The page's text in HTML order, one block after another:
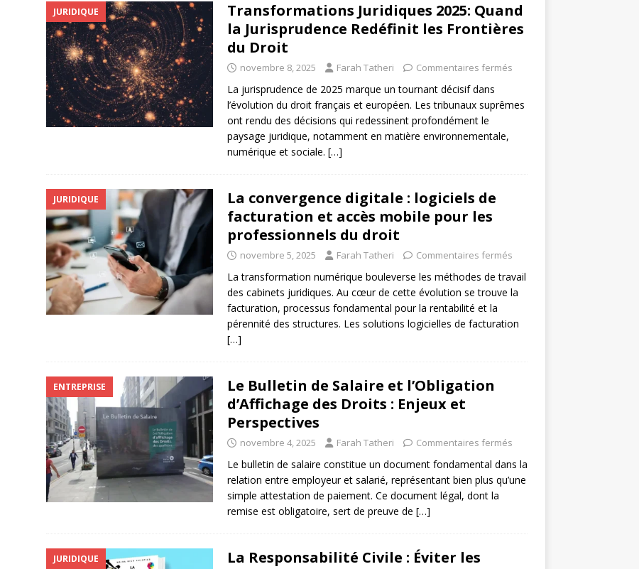
JURIDIQUE
Transformations Juridiques 2025: Quand
la Jurisprudence Redéfinit les Frontières
du Droit
novembre 8, 2025 Farah Tatheri Commentaires fermés
La jurisprudence de 2025 marque un tournant décisif dans
l’évolution du droit français et européen. Les tribunaux suprêmes
ont rendu des décisions qui redessinent profondément le
paysage juridique, notamment en matière environnementale,
numérique et sociale. […]
JURIDIQUE
La convergence digitale : logiciels de
facturation et accès mobile pour les
professionnels du droit
novembre 5, 2025 Farah Tatheri Commentaires fermés
La transformation numérique bouleverse les méthodes de travail
des cabinets juridiques. Au cœur de cette évolution se trouve la
facturation, processus fondamental pour la rentabilité et la
pérennité des structures. Les solutions logicielles de facturation
[…]
ENTREPRISE
Le Bulletin de Salaire et l’Obligation
d’Affichage des Droits : Enjeux et
Perspectives
novembre 4, 2025 Farah Tatheri Commentaires fermés
Le bulletin de salaire constitue un document fondamental dans la
relation entre employeur et salarié, représentant bien plus qu’une
simple attestation de paiement. Ce document légal, dont la
remise est obligatoire, sert de preuve de […]
JURIDIQUE
La Responsabilité Civile : Éviter les